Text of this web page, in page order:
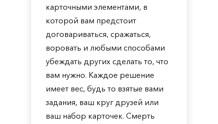
карточными элементами, в
которой вам предстоит
договариваться, сражаться,
воровать и любыми способами
убеждать других сделать то, что
вам нужно. Каждое решение
имеет вес, будь то взятые вами
задания, ваш круг друзей или
ваш набор карточек. Смерть